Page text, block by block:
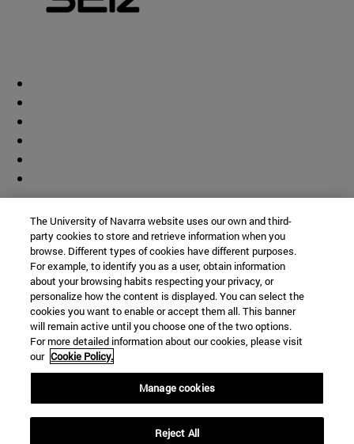
© Universidad de Navarra
Información legal
Accesibilidad
Configuración de cookies
Localizador de campus
The University of Navarra website uses our own and third-
party cookies to store and retrieve information when you
browse. Different types of cookies have different purposes.
For example, to identify you as a user, obtain information
about your browsing habits respecting your privacy, or
personalize how the content is displayed. You can select the
cookies you want to enable or accept them all. This banner
will remain active until you choose one of the two options.
For more detailed information about our cookies, please visit
our Cookie Policy.
Manage cookies
Reject All